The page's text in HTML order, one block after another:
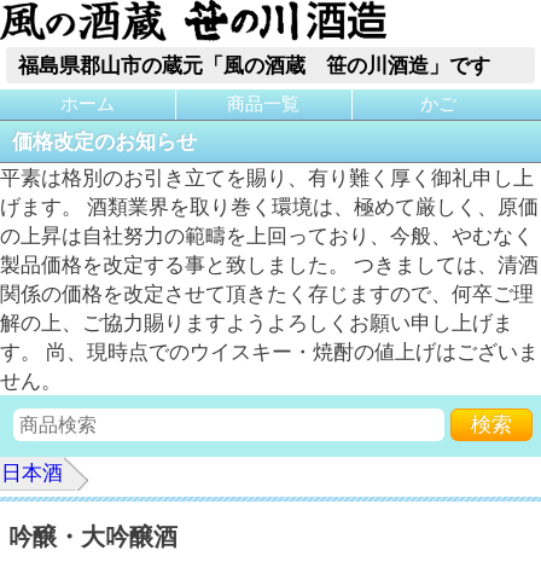
福島県郡山市の蔵元「風の酒蔵 笹の川酒造」です
ホーム 商品一覧 かご
価格改定のお知らせ
平素は格別のお引き立てを賜り、有り難く厚く御礼申し上
げます。 酒類業界を取り巻く環境は、極めて厳しく、原価
の上昇は自社努力の範疇を上回っており、今般、やむなく
製品価格を改定する事と致しました。 つきましては、清酒
関係の価格を改定させて頂きたく存じますので、何卒ご理
解の上、ご協力賜りますようよろしくお願い申し上げま
す。 尚、現時点でのウイスキー・焼酎の値上げはございま
せん。
日本酒
吟醸・大吟醸酒